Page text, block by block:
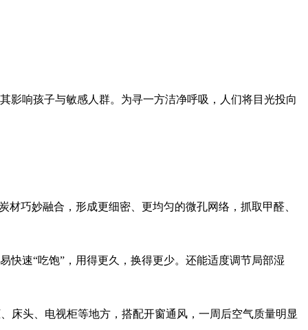
影响孩子与敏感人群。为寻一方洁净呼吸，人们将目光投向
巧妙融合，形成更细密、更均匀的微孔网络，抓取甲醛、
快速“吃饱”，用得更久，换得更少。还能适度调节局部湿
床头、电视柜等地方，搭配开窗通风，一周后空气质量明显